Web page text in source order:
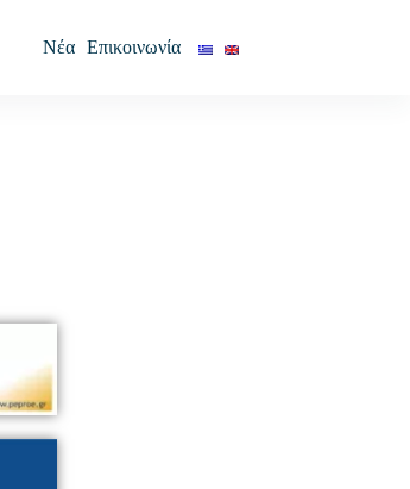
Νέα Επικοινωνία